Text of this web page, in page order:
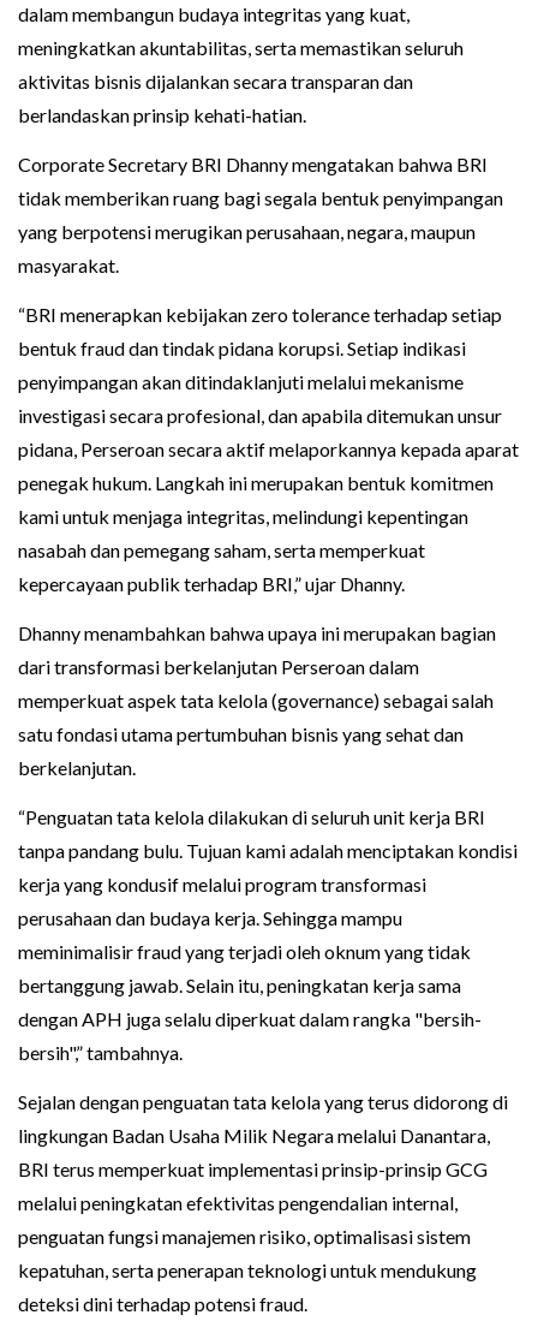
dalam membangun budaya integritas yang kuat,
meningkatkan akuntabilitas, serta memastikan seluruh
aktivitas bisnis dijalankan secara transparan dan
berlandaskan prinsip kehati-hatian.
Corporate Secretary BRI Dhanny mengatakan bahwa BRI
tidak memberikan ruang bagi segala bentuk penyimpangan
yang berpotensi merugikan perusahaan, negara, maupun
masyarakat.
“BRI menerapkan kebijakan zero tolerance terhadap setiap
bentuk fraud dan tindak pidana korupsi. Setiap indikasi
penyimpangan akan ditindaklanjuti melalui mekanisme
investigasi secara profesional, dan apabila ditemukan unsur
pidana, Perseroan secara aktif melaporkannya kepada aparat
penegak hukum. Langkah ini merupakan bentuk komitmen
kami untuk menjaga integritas, melindungi kepentingan
nasabah dan pemegang saham, serta memperkuat
kepercayaan publik terhadap BRI,” ujar Dhanny.
Dhanny menambahkan bahwa upaya ini merupakan bagian
dari transformasi berkelanjutan Perseroan dalam
memperkuat aspek tata kelola (governance) sebagai salah
satu fondasi utama pertumbuhan bisnis yang sehat dan
berkelanjutan.
“Penguatan tata kelola dilakukan di seluruh unit kerja BRI
tanpa pandang bulu. Tujuan kami adalah menciptakan kondisi
kerja yang kondusif melalui program transformasi
perusahaan dan budaya kerja. Sehingga mampu
meminimalisir fraud yang terjadi oleh oknum yang tidak
bertanggung jawab. Selain itu, peningkatan kerja sama
dengan APH juga selalu diperkuat dalam rangka "bersih-
bersih",” tambahnya.
Sejalan dengan penguatan tata kelola yang terus didorong di
lingkungan Badan Usaha Milik Negara melalui Danantara,
BRI terus memperkuat implementasi prinsip-prinsip GCG
melalui peningkatan efektivitas pengendalian internal,
penguatan fungsi manajemen risiko, optimalisasi sistem
kepatuhan, serta penerapan teknologi untuk mendukung
deteksi dini terhadap potensi fraud.